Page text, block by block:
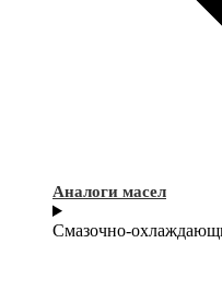
Аналоги масел
Смазочно-